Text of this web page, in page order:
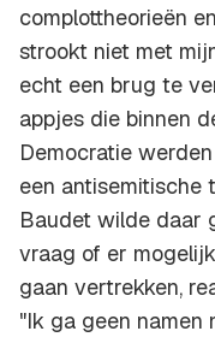
complottheorieën
strookt niet met
echt een brug te
appjes die binnen
Democratie
een antisemitische
Baudet wilde daar
vraag of er
gaan vertrekken,
"Ik ga geen namen